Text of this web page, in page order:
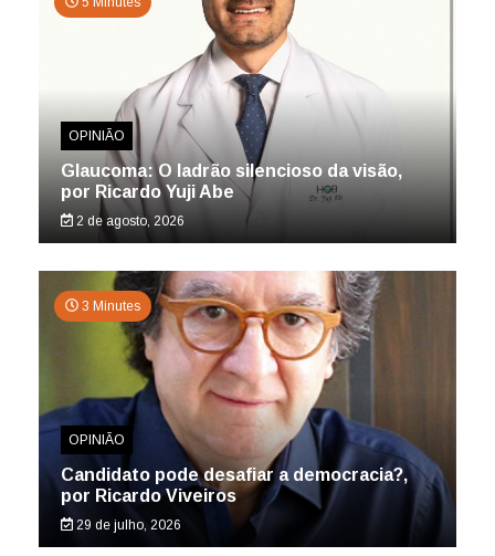
OPINIÃO
Glaucoma: O ladrão silencioso da visão,
por Ricardo Yuji Abe
2 de agosto, 2026
3 Minutes
OPINIÃO
Candidato pode desafiar a democracia?,
por Ricardo Viveiros
29 de julho, 2026